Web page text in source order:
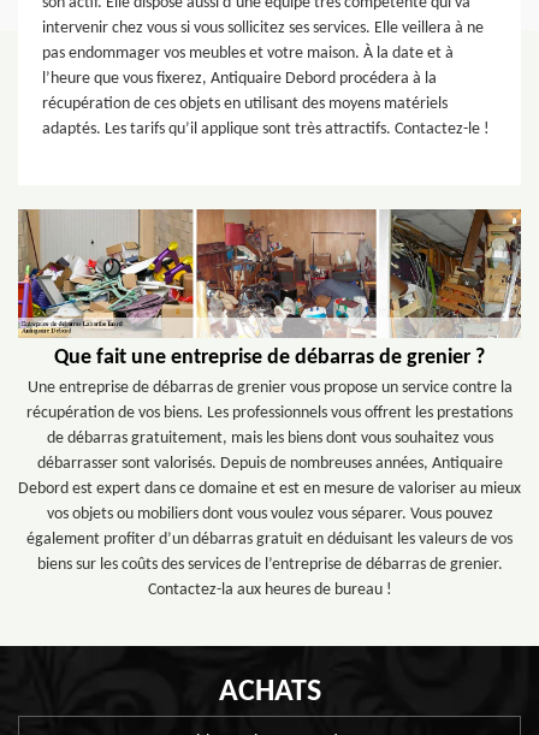
intervenir chez vous si vous sollicitez ses services. Elle veillera à ne
pas endommager vos meubles et votre maison. À la date et à
l’heure que vous fixerez, Antiquaire Debord procédera à la
récupération de ces objets en utilisant des moyens matériels
adaptés. Les tarifs qu’il applique sont très attractifs. Contactez-le !
Que fait une entreprise de débarras de grenier ?
Une entreprise de débarras de grenier vous propose un service contre la
récupération de vos biens. Les professionnels vous offrent les prestations
de débarras gratuitement, mais les biens dont vous souhaitez vous
débarrasser sont valorisés. Depuis de nombreuses années, Antiquaire
Debord est expert dans ce domaine et est en mesure de valoriser au mieux
vos objets ou mobiliers dont vous voulez vous séparer. Vous pouvez
également profiter d’un débarras gratuit en déduisant les valeurs de vos
biens sur les coûts des services de l’entreprise de débarras de grenier.
Contactez-la aux heures de bureau !
ACHATS